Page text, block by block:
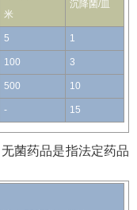
米
沉降菌/皿
5 1
100 3
500 10
- 15
菌药品是指法定药品